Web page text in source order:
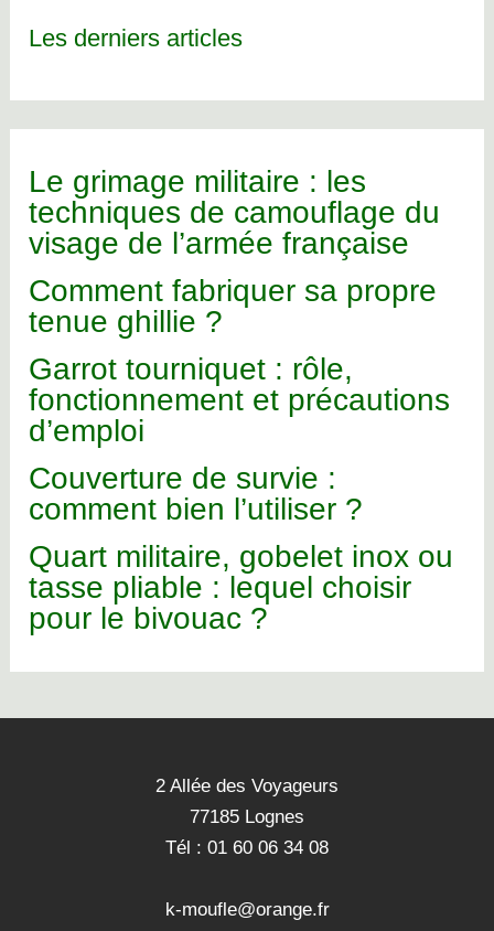
Les derniers articles
Le grimage militaire : les
techniques de camouflage du
visage de l’armée française
Comment fabriquer sa propre
tenue ghillie ?
Garrot tourniquet : rôle,
fonctionnement et précautions
d’emploi
Couverture de survie :
comment bien l’utiliser ?
Quart militaire, gobelet inox ou
tasse pliable : lequel choisir
pour le bivouac ?
2 Allée des Voyageurs
77185 Lognes
Tél : 01 60 06 34 08
k-moufle@orange.fr